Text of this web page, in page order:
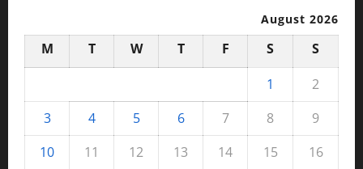
August 2026
M T W T F S
S
1
2
3
4 5 6 7 8
9
10
11 12 13 14 15 16